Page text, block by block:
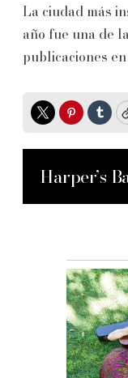
La ciudad más
año fue una de
publicaciones
Twitter
Harper’s